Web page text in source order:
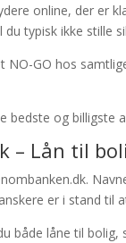
online, der er
du typisk ikke stille
GO hos
bedste og billigste
– Lån til
er i stand til
både låne til